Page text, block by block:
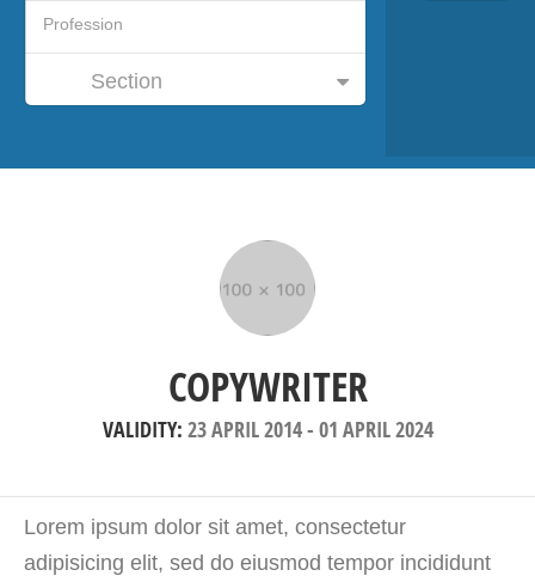
Section
COPYWRITER
VALIDITY: 23 APRIL 2014- 01 APRIL 2024
Lorem ipsum dolor sit amet, consectetur
adipisicing elit, sed do eiusmod tempor incididunt